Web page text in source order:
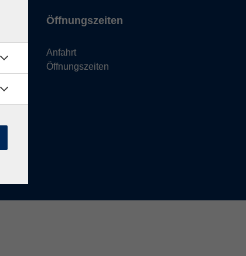
Öffnungszeiten
Anfahrt
Öffnungszeiten